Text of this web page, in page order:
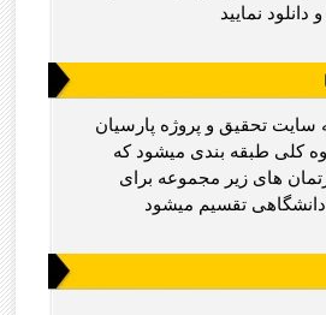
سایت تحقیق و پروژه پارسیان
میدهد در 4 گروه کلی طبقه بندی میشود که
های زیر مجموعه برای